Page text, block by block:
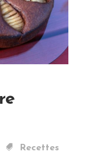
Recettes